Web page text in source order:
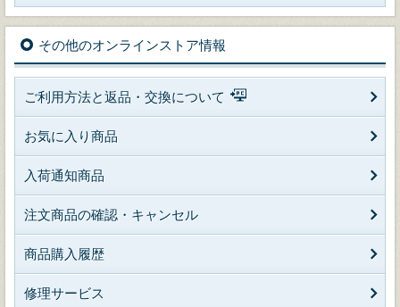
その他のオンラインストア情報
ご利用方法と返品・交換について
お気に入り商品
入荷通知商品
注文商品の確認・キャンセル
商品購入履歴
修理サービス